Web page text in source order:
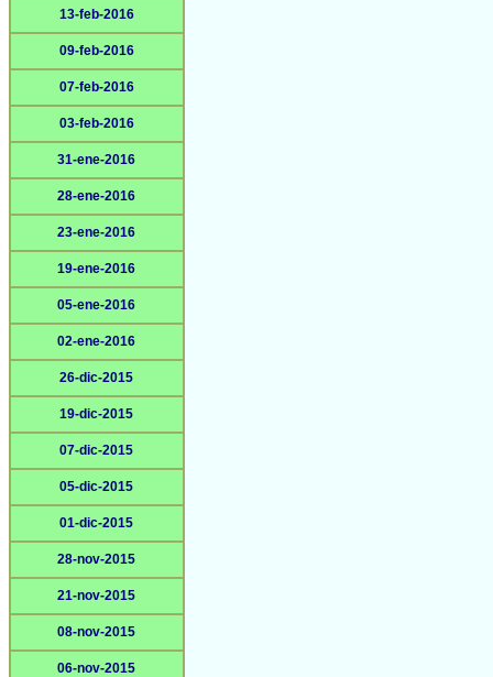
13-feb-2016
09-feb-2016
07-feb-2016
03-feb-2016
31-ene-2016
28-ene-2016
23-ene-2016
19-ene-2016
05-ene-2016
02-ene-2016
26-dic-2015
19-dic-2015
07-dic-2015
05-dic-2015
01-dic-2015
28-nov-2015
21-nov-2015
08-nov-2015
06-nov-2015